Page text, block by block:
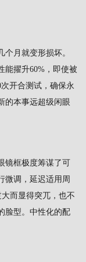
月就变形损坏。
能擢升60%，即使被
开合测试，确保永
的本事远超级闲眼
镜框极度筹谋了可
微调，延迟适用周
而显得突兀，也不
脸型。中性化的配